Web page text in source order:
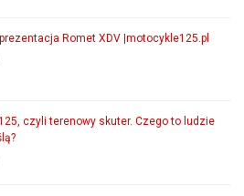
prezentacja Romet XDV |motocykle125.pl
czyli terenowy skuter. Czego to ludzie